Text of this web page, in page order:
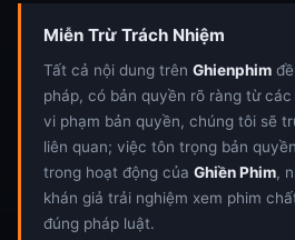
Miễn Trừ Trách Nhiệm
Tất cả nội dung trên Ghienphim
pháp, có bản quyền rõ ràng từ
vi phạm bản quyền, chúng tôi sẽ
liên quan; việc tôn trọng bản
trong hoạt động của Ghiền Phim,
khán giả trải nghiệm xem phim
đúng pháp luật.